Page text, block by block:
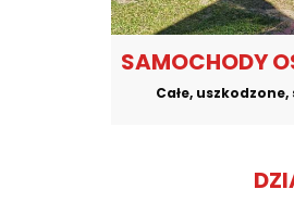
SAMOCHODY
Całe,